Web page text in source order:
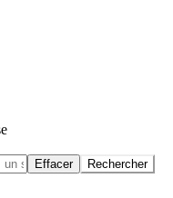
Effacer Rechercher